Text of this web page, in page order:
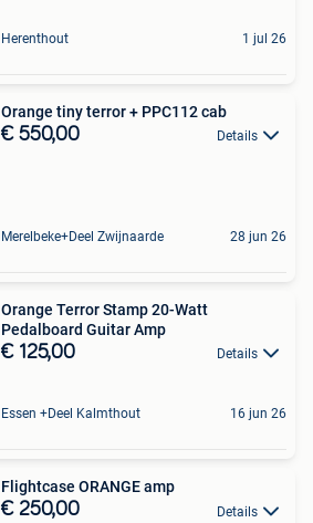
Herenthout 1 jul 26
Orange tiny terror + PPC112 cab
€ 550,00 Details
Merelbeke+Deel Zwijnaarde 28 jun 26
Orange Terror Stamp 20-Watt
Pedalboard Guitar Amp
€ 125,00 Details
Essen +Deel Kalmthout 16 jun 26
Flightcase ORANGE amp
€ 250,00 Details